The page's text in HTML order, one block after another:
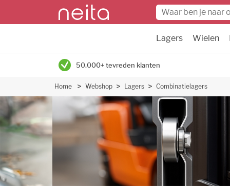
Lagers Wielen
50.000+ tevreden klanten
Home Webshop Lagers Combinatielagers